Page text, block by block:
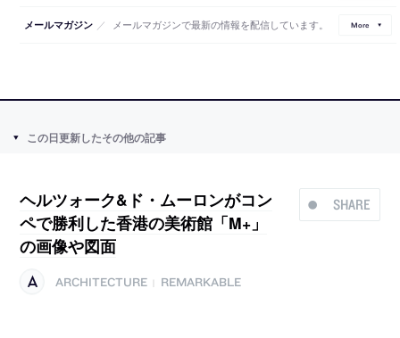
メールマガジン ／ メールマガジンで最新の情報を配信しています。 More
この日更新したその他の記事
SHARE
ヘルツォーク&ド・ムーロンがコン
ペで勝利した香港の美術館「M+」
の画像や図面
ARCHITECTURE REMARKABLE